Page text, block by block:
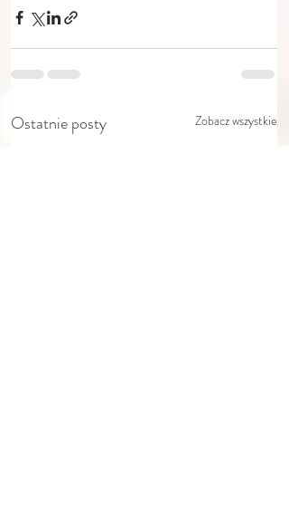
Ostatnie posty Zobacz wszystkie